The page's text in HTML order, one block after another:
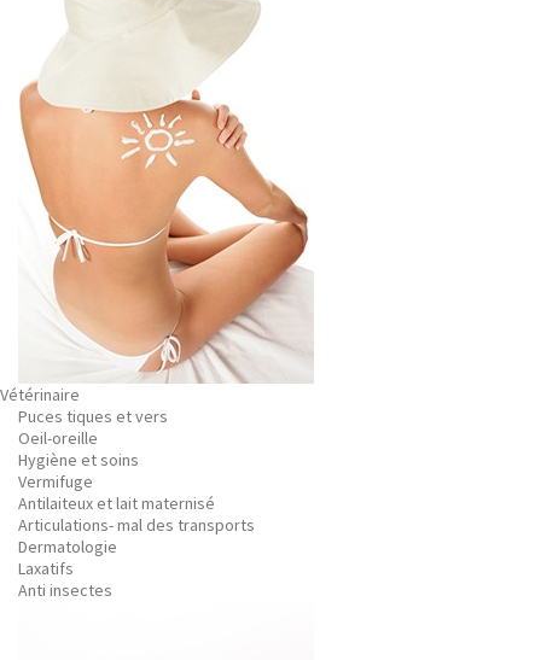
Vétérinaire
Puces tiques et vers
Oeil-oreille
Hygiène et soins
Vermifuge
Antilaiteux et lait maternisé
Articulations- mal des transports
Dermatologie
Laxatifs
Anti insectes